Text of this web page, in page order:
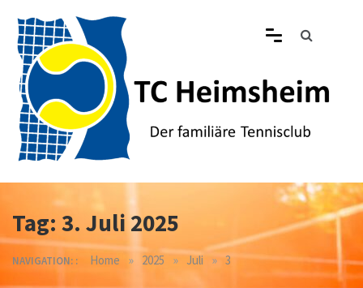
content
Tennisclub Heimsheim
Tag: 3. Juli 2025
NAVIGATION: : Home » 2025 » Juli » 3